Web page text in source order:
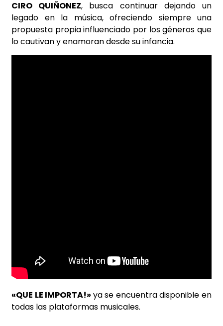
CIRO QUIÑONEZ, busca continuar dejando un
legado en la música, ofreciendo siempre una
propuesta propia influenciado por los géneros que
lo cautivan y enamoran desde su infancia.
«QUE LE IMPORTA!» ya se encuentra disponible en
todas las plataformas musicales.